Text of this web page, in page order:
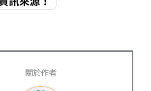
s
關於作者